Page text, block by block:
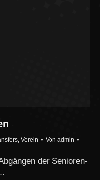
, Verein Von admin
der Senioren-